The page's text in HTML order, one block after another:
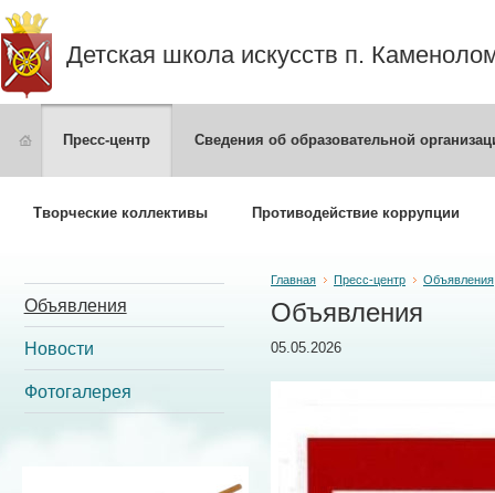
Детская школа искусств п.
Пресс-центр Сведения об образовательной
Творческие коллективы Противодействие коррупции
Объявления
Новости
Фотогалерея
Главная Пресс-центр Объявления
Объявления
05.05.2026